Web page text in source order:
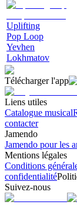
Uplifting
Pop Loop
Yevhen
Lokhmatov
Télécharger l'app
Liens utiles
Catalogue musical
contacter
Jamendo
Jamendo pour les
Mentions légales
Conditions
confidentialité
Suivez-nous